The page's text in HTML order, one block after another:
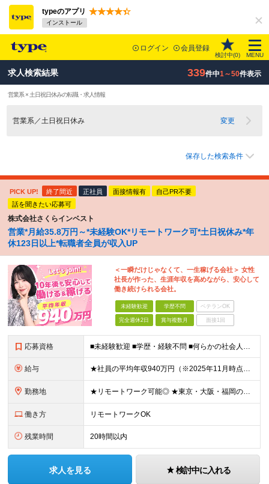
typeのアプリ
インストール
ログイン 会員登録
検討中(0) MENU
求人検索結果 339件中1～50件表示
営業系 × 土日祝日休みの転職・求人情報
営業系／土日祝日休み 変更
保存した検索条件
PICK UP! 終了間近 正社員 面接情報有
自己PR不要
話を聞きたい応募可
株式会社さくらインベスト
営業*月給35.8万円～*未経験OK*リモートワーク可*土日祝休み*年
休123日以上*転職者全員が収入UP
＜一瞬だけじゃなくて、一生稼げる会社＞ 女性
社長が作った、生涯年収を高めながら、安心して
働き続けられる会社。
未経験歓迎 学歴不問 ベテランOK
完全週休2日 賞与複数月 面接1回
応募資格 ■未経験歓迎 ■学歴・経験不問 ■何らかの社会人経験がある方 ＜こんな方に向いています！＞ ・頑張った分評価されたい方 ・将来役立つ知識を身につけたい方 ・新しいことを学ぶのが好きな方 ・趣味
給与 ★社員の平均年収940万円（※2025年11月時点） ★転職者は全員収入アップを実現 ★入社半年で昇給した実績あり！ 【営業未経験】 月給35万8,000円～（固定残業代含む）＋インセンティブ ＋賞
勤務地 ★リモートワーク可能◎ ★東京・大阪・福岡の3拠点で募集中／ご希望の勤務地で配属します ★転勤なし ＜東京支店＞ 東京都港区三田1丁目4番28号 三田国際ビル2階 ＜大阪本社＞ 大阪府大阪市北区梅
働き方 リモートワークOK
残業時間 20時間以内
求人を見る 検討中に入れる